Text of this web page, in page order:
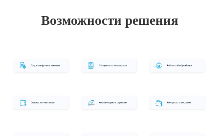
Возможности решения